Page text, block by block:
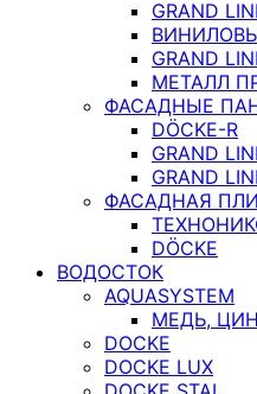
GRAND
GRAND
МЕТАЛЛ
ФАСАДНЫЕ
DÖCKE-R
GRAND
GRAND
ФАСАДНАЯ
DÖCKE
ВОДОСТОК
AQUASYSTEM
МЕДЬ,
DOCKE
DOCKE LUX